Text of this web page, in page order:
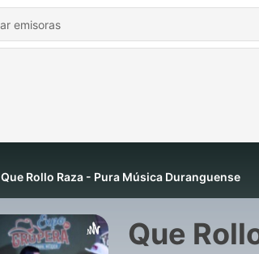
Que Rollo Raza - Pura Música Duranguense
Que